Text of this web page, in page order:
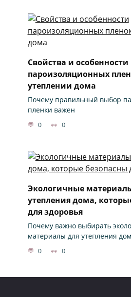
Свойства и особенности
пароизоляционных
утеплении дома
Почему правильный выбор
пленки важен
0 0
Экологичные
утепления дома,
для здоровья
Почему важно выбирать
материалы для утепления
0 0